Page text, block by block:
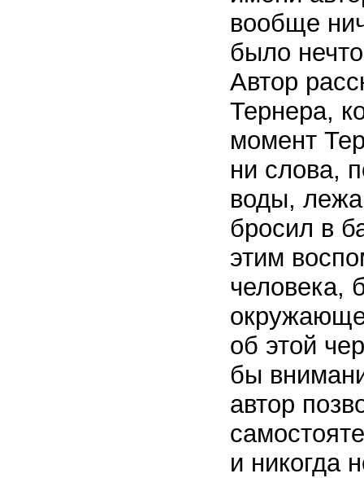
вообще
было
Автор
Тернера,
момент
ни слова,
воды,
бросил в
этим
человека,
об этой
бы
автор
и никогда